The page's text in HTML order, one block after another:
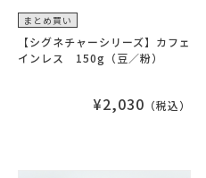
まとめ買い
【シグネチャーシリーズ】カフェ
インレス 150g（豆／粉）
¥2,030 （税込）